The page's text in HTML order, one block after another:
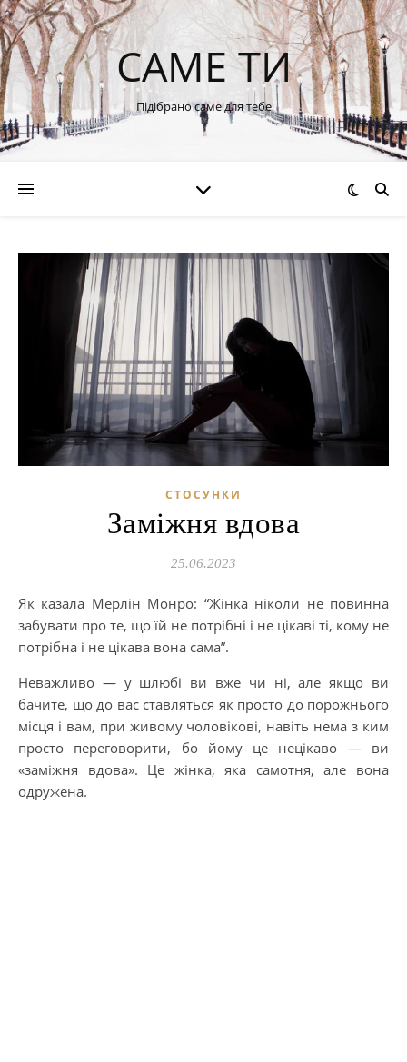
САМЕ ТИ
Підібрано саме для тебе
СТОСУНКИ
Заміжня вдова
25.06.2023
Як казала Мерлін Монро: “Жінка ніколи не повинна
забувати про те, що їй не потрібні і не цікаві ті, кому не
потрібна і не цікава вона сама”.
Неважливо — у шлюбі ви вже чи ні, але якщо ви
бачите, що до вас ставляться як просто до порожнього
місця і вам, при живому чоловікові, навіть нема з ким
просто переговорити, бо йому це нецікаво — ви
«заміжня вдова». Це жінка, яка самотня, але вона
одружена.